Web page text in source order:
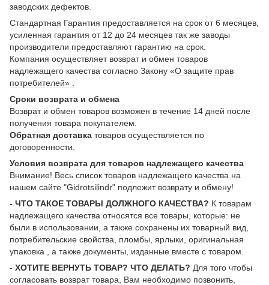
заводских дефектов.
Стандартная Гарантия предоставляется на срок от 6 месяцев,
усиленная гарантия от 12 до 24 месяцев так же заводы
производители предоставляют гарантию на срок.
Компания осуществляет возврат и обмен товаров
надлежащего качества согласно Закону «О защите прав
потребителей» .
Сроки возврата и обмена
Возврат и обмен товаров возможен в течение 14 дней после
получения товара покупателем.
Обратная доставка товаров осуществляется по
договоренности.
Условия возврата для товаров надлежащего качества
Внимание! Весь список товаров надлежащего качества на
нашем сайте "Gidrotsilindr" подлежит возврату и обмену!
- ЧТО ТАКОЕ ТОВАРЫ ДОЛЖНОГО КАЧЕСТВА? К товарам
надлежащего качества относятся все товары, которые: не
были в использовании, а также сохранены их товарный вид,
потребительские свойства, пломбы, ярлыки, оригинальная
упаковка , а также документы, изданные вместе с товаром.
- ХОТИТЕ ВЕРНУТЬ ТОВАР? ЧТО ДЕЛАТЬ? Для того чтобы
согласовать возврат товара, Вам необходимо позвонить,